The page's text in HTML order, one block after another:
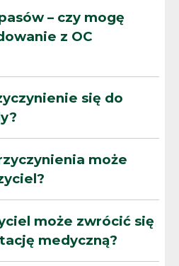
– czy mogę
z OC
się do
może
może zwrócić się
medyczną?